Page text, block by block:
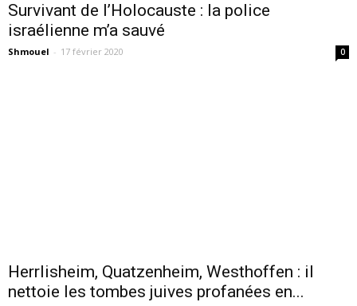
Survivant de l’Holocauste : la police
israélienne m’a sauvé
Shmouel - 17 février 2020 0
Herrlisheim, Quatzenheim, Westhoffen : il
nettoie les tombes juives profanées en...